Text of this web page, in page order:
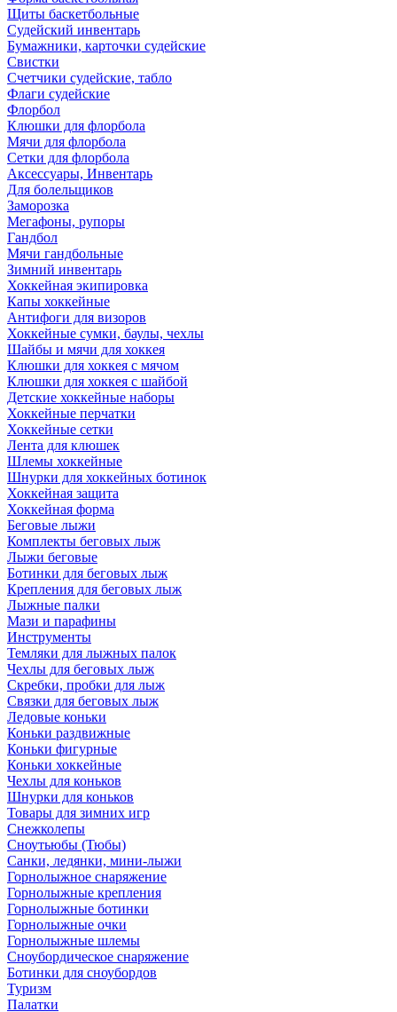
Щиты баскетбольные
Судейский инвентарь
Бумажники, карточки судейские
Свистки
Счетчики судейские, табло
Флаги судейские
Флорбол
Клюшки для флорбола
Мячи для флорбола
Сетки для флорбола
Аксессуары, Инвентарь
Для болельщиков
Заморозка
Мегафоны, рупоры
Гандбол
Мячи гандбольные
Зимний инвентарь
Хоккейная экипировка
Капы хоккейные
Антифоги для визоров
Хоккейные сумки, баулы, чехлы
Шайбы и мячи для хоккея
Клюшки для хоккея с мячом
Клюшки для хоккея с шайбой
Детские хоккейные наборы
Хоккейные перчатки
Хоккейные сетки
Лента для клюшек
Шлемы хоккейные
Шнурки для хоккейных ботинок
Хоккейная защита
Хоккейная форма
Беговые лыжи
Комплекты беговых лыж
Лыжи беговые
Ботинки для беговых лыж
Крепления для беговых лыж
Лыжные палки
Мази и парафины
Инструменты
Темляки для лыжных палок
Чехлы для беговых лыж
Скребки, пробки для лыж
Связки для беговых лыж
Ледовые коньки
Коньки раздвижные
Коньки фигурные
Коньки хоккейные
Чехлы для коньков
Шнурки для коньков
Товары для зимних игр
Снежколепы
Сноутьюбы (Тюбы)
Санки, ледянки, мини-лыжи
Горнолыжное снаряжение
Горнолыжные крепления
Горнолыжные ботинки
Горнолыжные очки
Горнолыжные шлемы
Сноубордическое снаряжение
Ботинки для сноубордов
Туризм
Палатки